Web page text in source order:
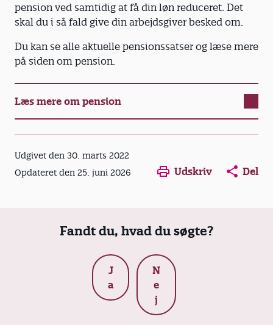
pension ved samtidig at få din løn reduceret. Det
skal du i så fald give din arbejdsgiver besked om.
Du kan se alle aktuelle pensionssatser og læse mere
på siden om pension.
Læs mere om pension
Udgivet den 30. marts 2022
Opdateret den 25. juni 2026
Udskriv
Del
Fandt du, hvad du søgte?
J
a
N
e
j